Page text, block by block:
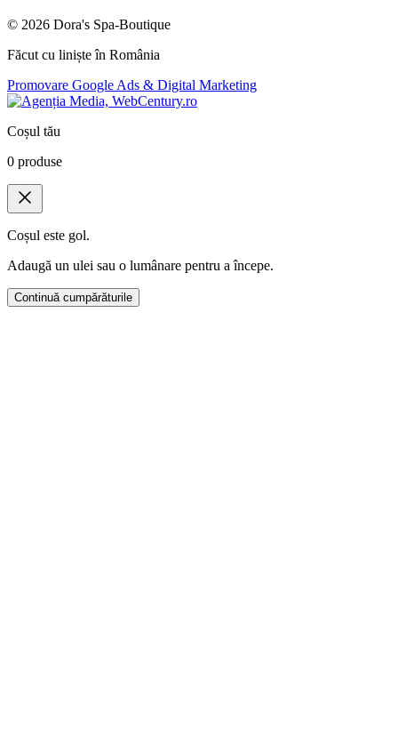
© 2026 Dora's Spa-Boutique
Făcut cu liniște în România
Promovare Google Ads & Digital Marketing
Coșul tău
0 produse
Coșul este gol.
Adaugă un ulei sau o lumânare pentru a începe.
Continuă cumpărăturile